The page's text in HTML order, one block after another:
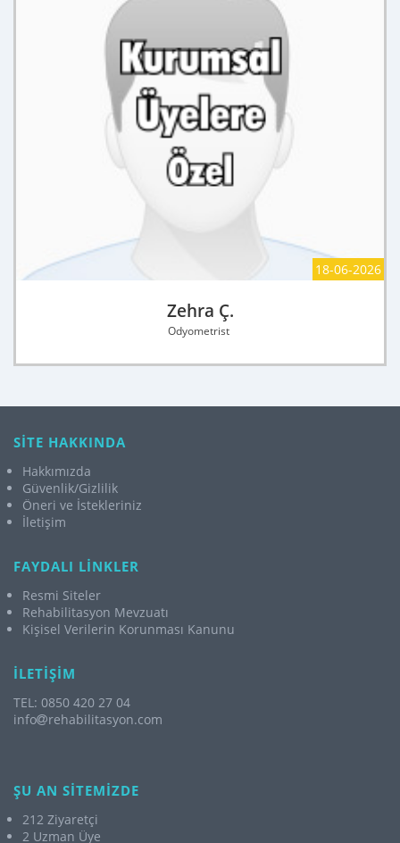
18-06-2026
Zehra Ç.
Odyometrist
SİTE HAKKINDA
Hakkımızda
Güvenlik/Gizlilik
Öneri ve İstekleriniz
İletişim
FAYDALI LİNKLER
Resmi Siteler
Rehabilitasyon Mevzuatı
Kişisel Verilerin Korunması Kanunu
İLETİŞİM
TEL: 0850 420 27 04
info
rehabilitasyon.com
ŞU AN SİTEMİZDE
212 Ziyaretçi
2 Uzman Üye